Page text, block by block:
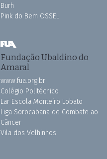
Burh
Pink do Bem OSSEL
Fundação Ubaldino do
Amaral
www.fua.org.br
Colégio Politécnico
Lar Escola Monteiro Lobato
Liga Sorocabana de Combate ao
Câncer
Vila dos Velhinhos